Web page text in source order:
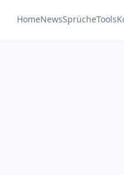
HomeNewsSprücheTools